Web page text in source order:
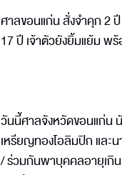
ศาลขอนแก่น สั่งจำคุก 2
17 ปี เจ้าตัวยังยิ้มแย้ม พ
วันนี้ศาลจังหวัดขอนแก่น
เหรียญทองโอลิมปิก และ
/ ร่วมกันพาบุคคลอายุเกิน